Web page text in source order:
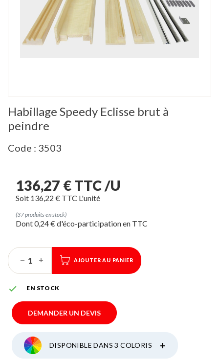
Habillage Speedy Eclisse brut à
peindre
Code : 3503
136,27 € TTC /U
Soit 136,22 € TTC L'unité
(37 produits en stock)
Dont 0,24 € d'éco-participation
AJOUTER AU PANIER
 EN STOCK
DEMANDER UN DEVIS
DISPONIBLE DANS 3 COLORIS +